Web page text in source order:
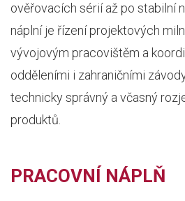
ověřovacích sérií až po stabilní
náplní je řízení projektových
vývojovým pracovištěm a
odděleními i zahraničními
technicky správný a včasný
produktů.
PRACOVNÍ NÁPLŇ